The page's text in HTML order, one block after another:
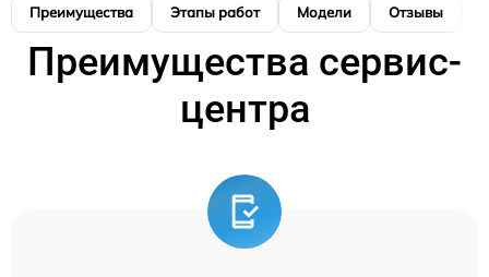
Преимущества Этапы работ Модели Отзывы
Преимущества сервис-
центра